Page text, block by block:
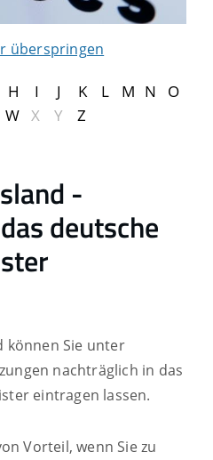
überspringen
H I J K L M N
O
W X Y Z
-
deutsche
können Sie unter
nachträglich in das
eintragen lassen.
Vorteil, wenn Sie zu